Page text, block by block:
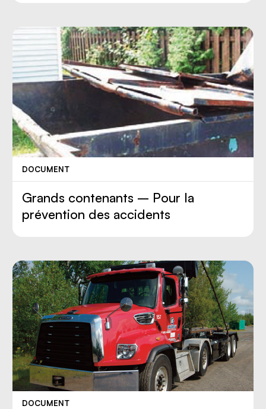
DOCUMENT
Grands contenants – Pour la
prévention des accidents
DOCUMENT